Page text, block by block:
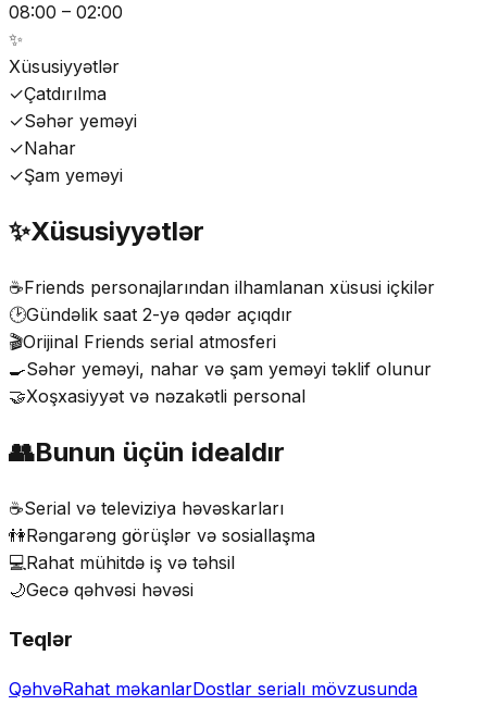
08:00 – 02:00
✨
Xüsusiyyətlər
✓Çatdırılma
✓Səhər yeməyi
✓Nahar
✓Şam yeməyi
✨Xüsusiyyətlər
☕️Friends personajlarından ilhamlanan xüsusi içkilər
🕑Gündəlik saat 2-yə qədər açıqdır
🎬Orijinal Friends serial atmosferi
🍳Səhər yeməyi, nahar və şam yeməyi təklif olunur
🤝Xoşxasiyyət və nəzakətli personal
👥Bunun üçün idealdır
☕️Serial və televiziya həvəskarları
👫Rəngarəng görüşlər və sosiallaşma
💻Rahat mühitdə iş və təhsil
🌙Gecə qəhvəsi həvəsi
Teqlər
QəhvəRahat məkanlarDostlar serialı mövzusunda